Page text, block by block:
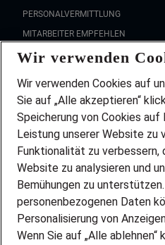
PERSONALVERMITTLUNG
MITARBEITER EMPFEHLEN
FAQ
Wir stellen ein!
DEINE BERUFSGRUPPE
DEINE LEBENSSITUATION
PARTNERSHIP WITH AIRBUS
INITIATIV BEWERBEN
ÜBER UNS
STANDORTE
BLOG
Wir verwenden
Wir verwenden Cookies auf
Sie auf „Alle akzeptieren“
Speicherung von Cookies auf
Leistung unserer Website zu
Funktionalität zu verbessern,
Website zu analysieren und
Bemühungen zu
personenbezogenen Daten
Personalisierung von
Wenn Sie auf „Alle